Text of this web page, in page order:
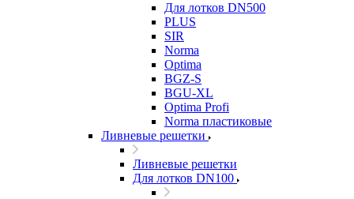
Для лотков DN500
PLUS
SIR
Norma
Optima
BGZ-S
BGU-XL
Optima Profi
Norma пластиковые
Ливневые решетки
Ливневые решетки
Для лотков DN100